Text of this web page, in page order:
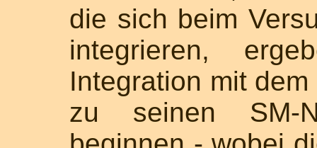
die sich beim
integrieren,
Integration mit
zu seinen SM-